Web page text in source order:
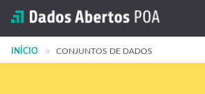
Conjuntos de dados
INÍCIO CONJUNTOS DE DADOS